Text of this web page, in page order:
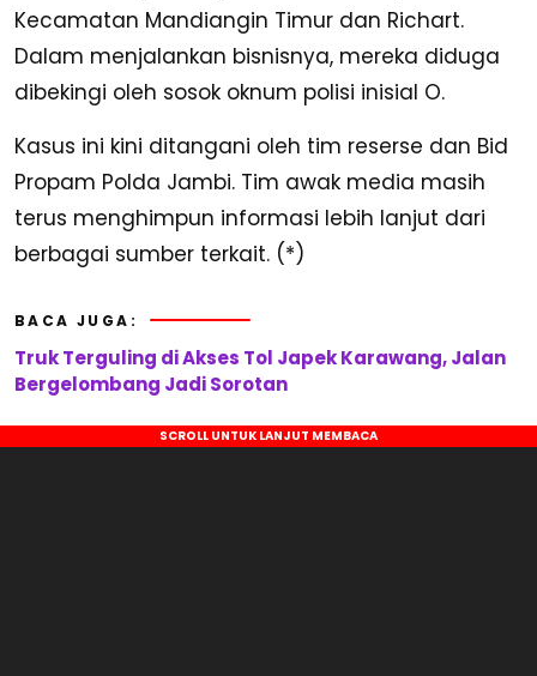
Kecamatan Mandiangin Timur dan Richart.
Dalam menjalankan bisnisnya, mereka diduga
dibekingi oleh sosok oknum polisi inisial O.
Kasus ini kini ditangani oleh tim reserse dan Bid
Propam Polda Jambi. Tim awak media masih
terus menghimpun informasi lebih lanjut dari
berbagai sumber terkait. (*)
BACA JUGA:
Truk Terguling di Akses Tol Japek Karawang, Jalan
Bergelombang Jadi Sorotan